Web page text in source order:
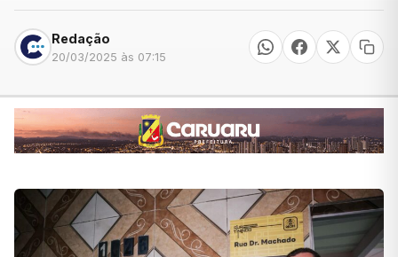
Redação
20/03/2025 às 07:15